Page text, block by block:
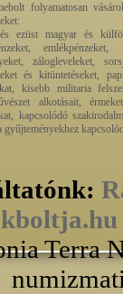
folyamatosan
ezüst magyar és
zálogleveleket,
és kitüntetéseket,
kisebb militaria
alkotásait,
kapcsolódó
gyűjteményekhez
Terra